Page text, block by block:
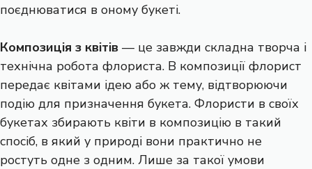
поєднюватися в оному букеті.
Композиція з квітів — це завжди складна творча і
технічна робота флориста. В композиції флорист
передає квітами ідею або ж тему, відтворюючи
подію для призначення букета. Флористи в своїх
букетах збирають квіти в композицію в такий
спосіб, в який у природі вони практично не
ростуть одне з одним. Лише за такої умови